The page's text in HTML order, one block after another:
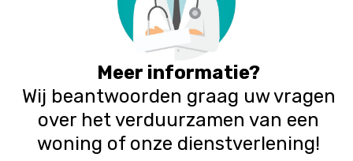
Meer informatie?
Wij beantwoorden graag uw vragen
over het verduurzamen van een
woning of onze dienstverlening!